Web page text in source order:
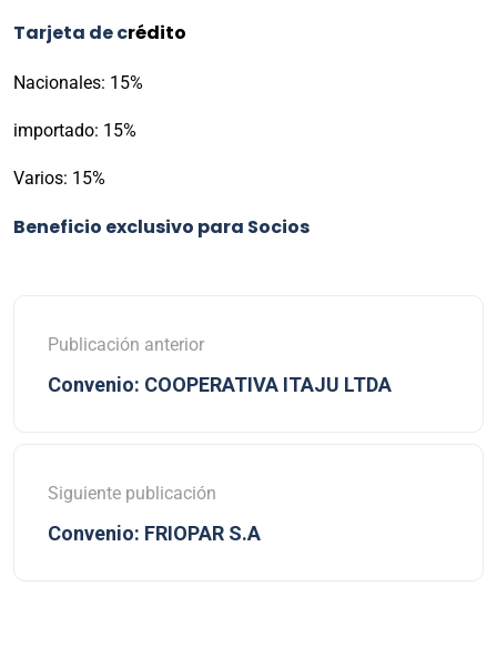
Tarjeta de crédito
Nacionales: 15%
importado: 15%
Varios: 15%
Beneficio exclusivo para Socios
Publicación anterior
Convenio: COOPERATIVA ITAJU LTDA
Siguiente publicación
Convenio: FRIOPAR S.A